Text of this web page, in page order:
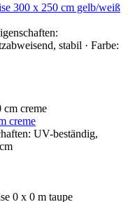
300 x 250 cm gelb/weiß
stabil · Farbe:
creme
UV-beständig,